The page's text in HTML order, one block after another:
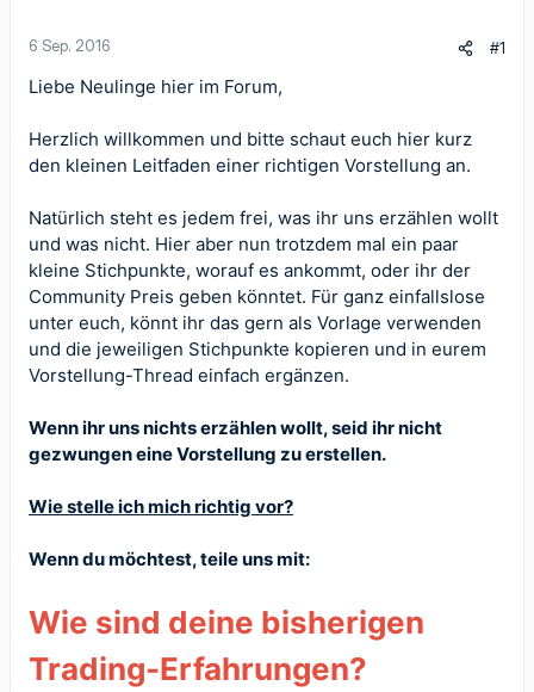
6 Sep. 2016 #1
Liebe Neulinge hier im Forum,
Herzlich willkommen und bitte schaut euch hier kurz
den kleinen Leitfaden einer richtigen Vorstellung an.
Natürlich steht es jedem frei, was ihr uns erzählen wollt
und was nicht. Hier aber nun trotzdem mal ein paar
kleine Stichpunkte, worauf es ankommt, oder ihr der
Community Preis geben könntet. Für ganz einfallslose
unter euch, könnt ihr das gern als Vorlage verwenden
und die jeweiligen Stichpunkte kopieren und in eurem
Vorstellung-Thread einfach ergänzen.
Wenn ihr uns nichts erzählen wollt, seid ihr nicht
gezwungen eine Vorstellung zu erstellen.
Wie stelle ich mich richtig vor?
Wenn du möchtest, teile uns mit:
Wie sind deine bisherigen
Trading-Erfahrungen?